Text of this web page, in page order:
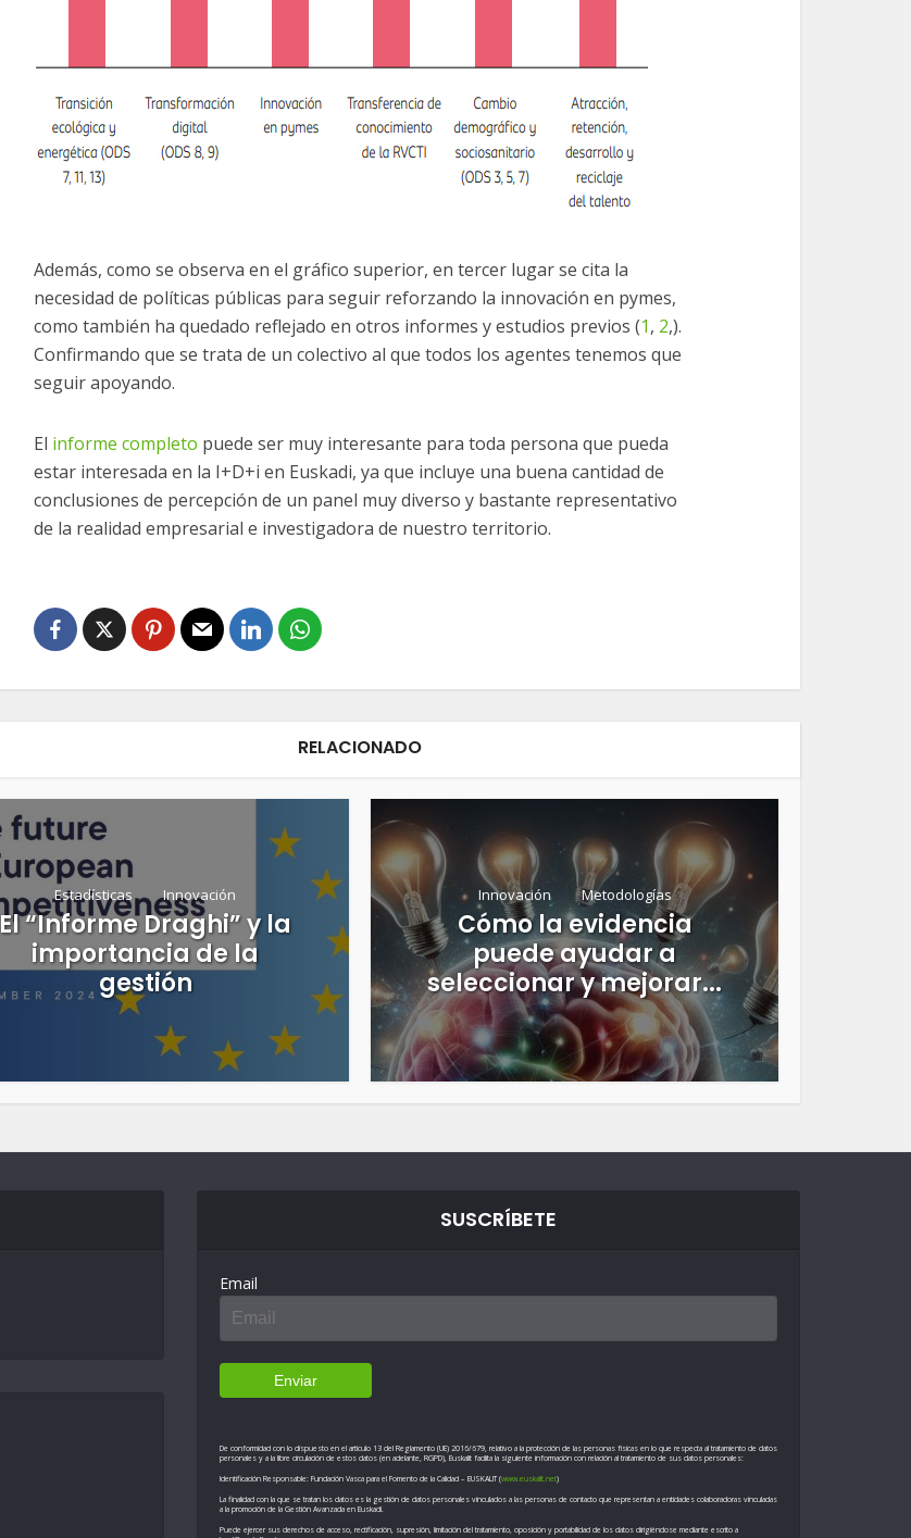
Además, como se observa en el gráfico superior, en tercer lugar se cita la
necesidad de políticas públicas para seguir reforzando la innovación en pymes,
como también ha quedado reflejado en otros informes y estudios previos (1, 2,).
Confirmando que se trata de un colectivo al que todos los agentes tenemos que
seguir apoyando.
El informe completo puede ser muy interesante para toda persona que pueda
estar interesada en la I+D+i en Euskadi, ya que incluye una buena cantidad de
conclusiones de percepción de un panel muy diverso y bastante representativo
de la realidad empresarial e investigadora de nuestro territorio.
RELACIONADO
Estadísticas Innovación
El “Informe Draghi” y la
importancia de la
gestión
Innovación Metodologías
Cómo la evidencia
puede ayudar a
seleccionar y mejorar...
SUSCRÍBETE
Email
De conformidad con lo dispuesto en el artículo 13 del Reglamento (UE) 2016/679, relativo a la protección de las personas físicas en lo que respecta al tratamiento de datos
personales y a la libre circulación de estos datos (en adelante, RGPD), Euskalit facilita la siguiente información con relación al tratamiento de sus datos personales:
Identificación Responsable: Fundación Vasca para el Fomento de la Calidad – EUSKALIT (www.euskalit.net)
La finalidad con la que se tratan los datos es la gestión de datos personales vinculados a las personas de contacto que representan a entidades colaboradoras vinculadas
a la promoción de la Gestión Avanzada en Euskadi.
Puede ejercer sus derechos de acceso, rectificación, supresión, limitación del tratamiento, oposición y portabilidad de los datos dirigiéndose mediante escrito a